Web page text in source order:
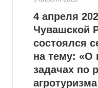
4 апреля
Чувашской
состоялся
на тему: «О
задачах по